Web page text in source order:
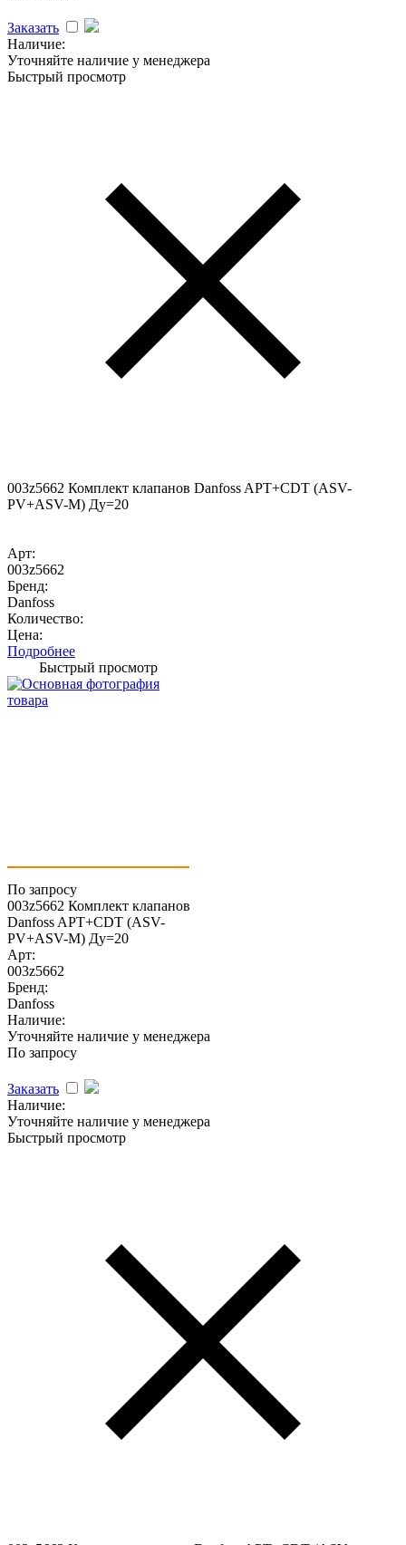
Заказать
Наличие:
Уточняйте наличие у менеджера
Быстрый просмотр
003z5662 Комплект клапанов Danfoss APT+CDT (ASV-
PV+ASV-M) Ду=20
Арт:
003z5662
Бренд:
Danfoss
Количество:
Цена:
Подробнее
Быстрый просмотр
По запросу
003z5662 Комплект клапанов
Danfoss APT+CDT (ASV-
PV+ASV-M) Ду=20
Арт:
003z5662
Бренд:
Danfoss
Наличие:
Уточняйте наличие у менеджера
По запросу
Заказать
Наличие:
Уточняйте наличие у менеджера
Быстрый просмотр